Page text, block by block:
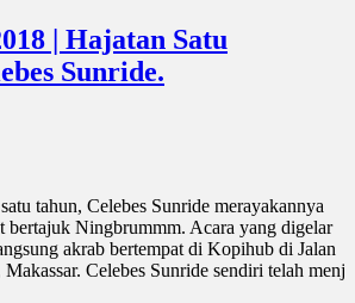
| Hajatan Satu
Sunride.
tahun, Celebes Sunride merayakannya
bertajuk Ningbrummm. Acara yang digelar
akrab bertempat di Kopihub di Jalan
Celebes Sunride sendiri telah menj